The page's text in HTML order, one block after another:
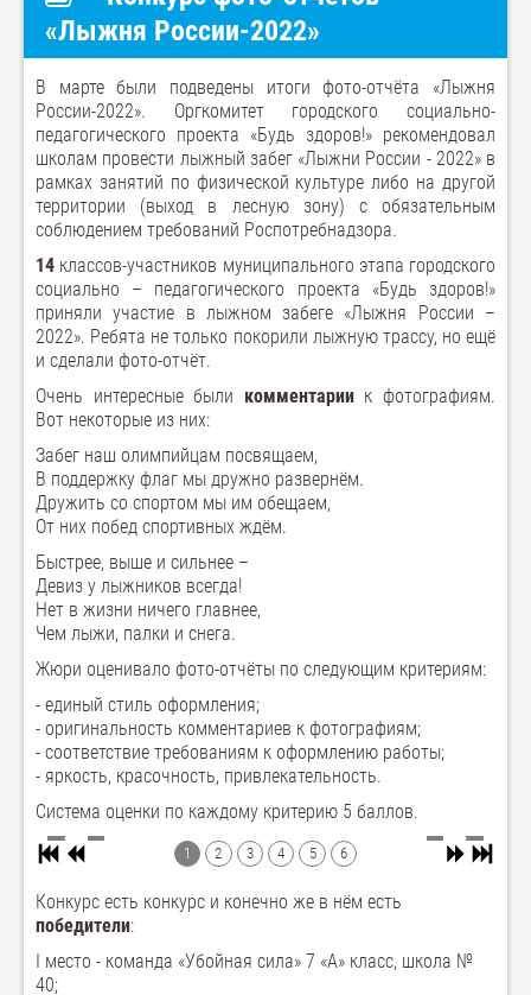
«Лыжня России-2022»
В марте были подведены итоги фото-отчёта «Лыжня
России-2022». Оргкомитет городского социально-
педагогического проекта «Будь здоров!» рекомендовал
школам провести лыжный забег «Лыжни России - 2022» в
рамках занятий по физической культуре либо на другой
территории (выход в лесную зону) с обязательным
соблюдением требований Роспотребнадзора.
14 классов-участников муниципального этапа городского
социально – педагогического проекта «Будь здоров!»
приняли участие в лыжном забеге «Лыжня России –
2022». Ребята не только покорили лыжную трассу, но ещё
и сделали фото-отчёт.
Очень интересные были комментариик фотографиям.
Вот некоторые из них:
Забег наш олимпийцам посвящаем,
В поддержку флаг мы дружно развернём.
Дружить со спортом мы им обещаем,
От них побед спортивных ждём.
Быстрее, выше и сильнее –
Девиз у лыжников всегда!
Нет в жизни ничего главнее,
Чем лыжи, палки и снега.
Жюри оценивало фото-отчёты по следующим критериям:
- единый стиль оформления;
- оригинальность комментариев к фотографиям;
- соответствие требованиям к оформлению работы;
- яркость, красочность, привлекательность.
Система оценки по каждому критерию 5 баллов.
1 2 3 4 5 6
Конкурс есть конкурс и конечно же в нём есть
победители:
I место - команда «Убойная сила» 7 «А» класс, школа №
40;